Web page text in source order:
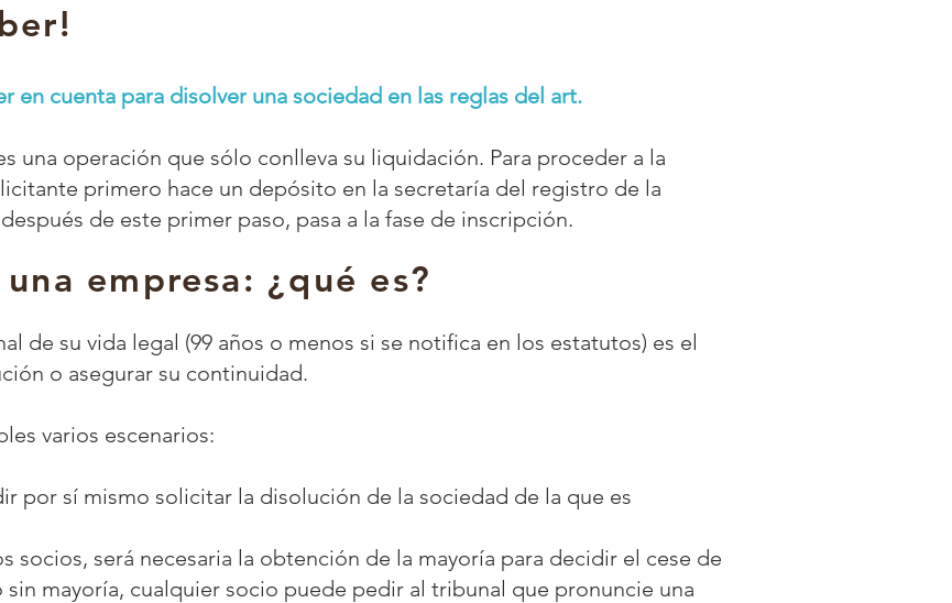
en cuenta para disolver una sociedad en las reglas del art.
una operación que sólo conlleva su liquidación. Para proceder a la
primero hace un depósito en la secretaría del registro de la
de este primer paso, pasa a la fase de inscripción.
empresa: ¿qué es?
de su vida legal (99 años o menos si se notifica en los estatutos) es el
o asegurar su continuidad.
varios escenarios:
por sí mismo solicitar la disolución de la sociedad de la que es
socios, será necesaria la obtención de la mayoría para decidir el cese de
sin mayoría, cualquier socio puede pedir al tribunal que pronuncie una